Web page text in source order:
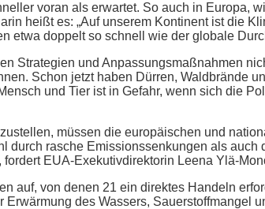
voran als erwartet. So auch in Europa,
heißt es: „Auf unserem Kontinent ist die
etwa doppelt so schnell wie der globale
Strategien und Anpassungsmaßnahmen
Schon jetzt haben Dürren, Waldbrände
und Tier ist in Gefahr, wenn sich die
müssen die europäischen und
durch rasche Emissionssenkungen als auch
EUA-Exekutivdirektorin Leena Ylä-
auf, von denen 21 ein direktes Handeln
des Wassers, Sauerstoffmangel